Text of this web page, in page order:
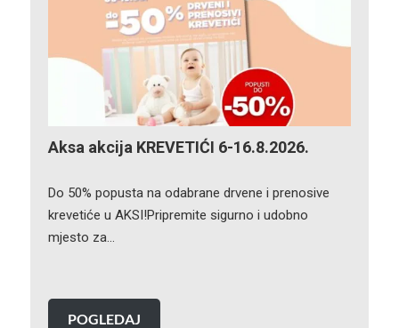
Aksa akcija KREVETIĆI 6-16.8.2026.
Do 50% popusta na odabrane drvene i prenosive
krevetiće u AKSI!Pripremite sigurno i udobno
mjesto za…
POGLEDAJ